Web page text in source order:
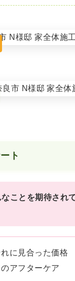
ト
ことを期待され
に見合った価格
アフターケア